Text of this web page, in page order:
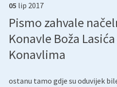
05 lip 2017
Pismo zahvale
Konavle Boža
Konavlima
ostanu tamo gdje su oduvijek